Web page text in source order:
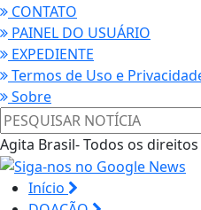
CONTATO
PAINEL DO USUÁRIO
EXPEDIENTE
Termos de Uso e
Sobre
Agita Brasil- Todos os
Início